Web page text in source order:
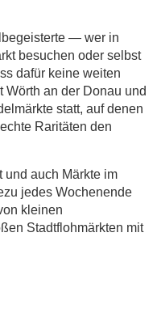
— wer in
besuchen oder selbst
dafür keine weiten
Wörth an der Donau und
statt, auf denen
Raritäten den
und auch Märkte im
jedes Wochenende
kleinen
Stadtflohmärkten mit